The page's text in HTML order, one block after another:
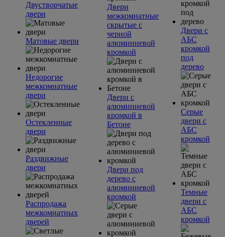
Двустворчатые
двери
Матовые двери
Недорогие
межкомнатные
двери
Остекленные
двери
Раздвижные
двери
Распродажа
межкомнатных
дверей
Двери
межкомнатные
скрытые с
черной
алюминиевой
кромкой
Двери с
алюминиевой
кромкой в
Бетоне
Двери под
дерево с
алюминиевой
кромкой
Двери с
АБС
кромкой
под
дерево
Серые
двери с
АБС
кромкой
Темные
двери с
АБС
кромкой